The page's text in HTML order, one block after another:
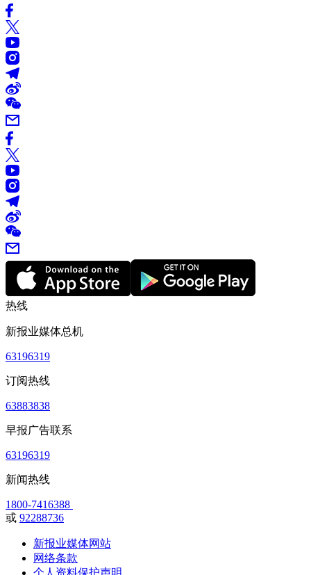
热线
新报业媒体总机
63196319
订阅热线
63883838
早报广告联系
63196319
新闻热线
1800-7416388
或 92288736
新报业媒体网站
网络条款